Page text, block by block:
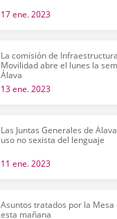
17 ene. 2023
La comisión de
Movilidad abre el lunes la
Álava
13 ene. 2023
Las Juntas Generales de
uso no sexista del lenguaje
11 ene. 2023
Asuntos tratados por la Mesa
esta mañana